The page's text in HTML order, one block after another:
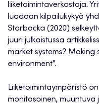
liiketoimintaverkostoja.
luodaan kilpailukykyä
Storbacka (2020)
juuri julkaistussa
market systems? Making
environment”.
Liiketoimintaympäristö
monitasoinen, muuntuva